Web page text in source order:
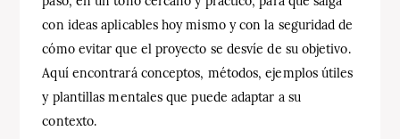
con ideas aplicables hoy mismo y con la seguridad de
cómo evitar que el proyecto se desvíe de su objetivo.
Aquí encontrará conceptos, métodos, ejemplos útiles
y plantillas mentales que puede adaptar a su
contexto.